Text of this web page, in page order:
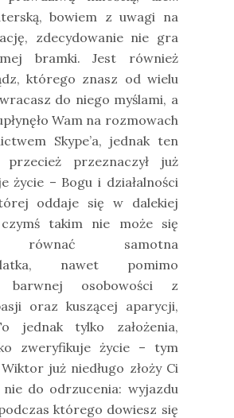
bowiem z uwagi na
zdecydowanie nie gra
bramki. Jest również
którego znasz od wielu
do niego myślami, a
Wam na rozmowach
Skype’a, jednak ten
przecież przeznaczył już
życie – Bogu i działalności
oddaje się w dalekiej
takim nie może się
równać samotna
nawet pomimo
barwnej osobowości z
oraz kuszącej aparycji,
jednak tylko założenia,
zweryfikuje życie – tym
już niedługo złoży Ci
do odrzucenia: wyjazdu
którego dowiesz się